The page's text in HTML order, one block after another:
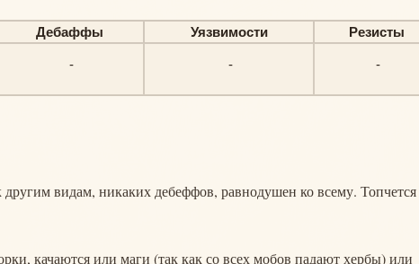
Дебаффы Уязвимости Резисты
- - -
видам, никаких дебеффов, равнодушен ко всему. Топчется
качаются или маги (так как со всех мобов падают хербы) или